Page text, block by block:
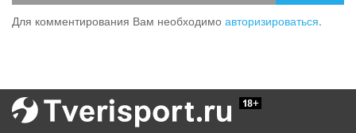
Для комментирования Вам необходимо авторизироваться.